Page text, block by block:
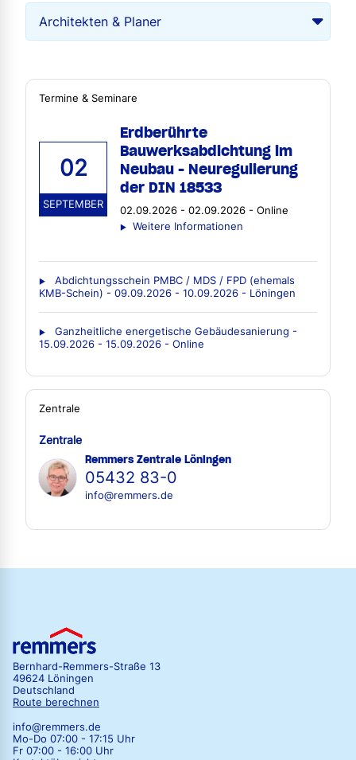
Termine & Seminare
02
SEPTEMBER
Erdberührte
Bauwerksabdichtung im
Neubau - Neuregulierung
der DIN 18533
02.09.2026 - 02.09.2026 - Online
Weitere Informationen
Abdichtungsschein PMBC / MDS / FPD (ehemals
KMB-Schein) - 09.09.2026 - 10.09.2026 - Löningen
Ganzheitliche energetische Gebäudesanierung -
15.09.2026 - 15.09.2026 - Online
Zentrale
Zentrale
Remmers Zentrale Löningen
05432 83-0
info@remmers.de
Bernhard-Remmers-Straße 13
49624 Löningen
Deutschland
Route berechnen
info@remmers.de
Mo-Do 07:00 - 17:15 Uhr
Fr 07:00 - 16:00 Uhr